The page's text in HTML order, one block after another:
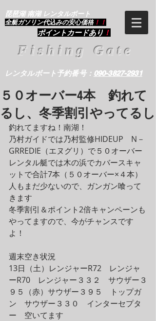
琵琶湖 南湖 レンタルボート
​全艇ガソリン代込みの安心価格 ！！
ポイントカードあり ！
Fishing Gate
レンタルボート予約番号： 090-3827-2931
５０オーバー4本 釣れて
るし、冬季割引やってるし
釣れてますね！南湖！
乃村ガイドでは乃村監修HIDEUP　N－
GRREDIE（エヌグリ）で５０オーバー
レンタル艇では木の浜でカバースキャ
ットで合計7本（５０オーバー×４本）
人もまだ少ないので、ガンガン喰って
きます
冬季割引＆ポイント2倍キャンペーンも
やってますので、今がチャンスです
よ！
週末空き状況
13日（土）レンジャーR72　レンジャ
ーR70　レンジャー３３２　サウザー３
９５（赤）サウザー３９５　トップガ
ン　サウザー３３０　インターセプタ
ー　空いてます